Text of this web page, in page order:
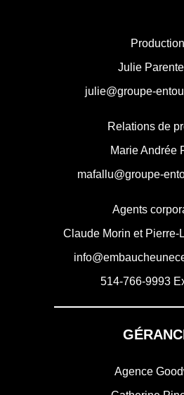
Production
Julie
julie@groupe-
Relations de
Marie Andrée
mafallu@groupe-
Agents
Claude Morin et Pierre-
514-766-9993
Agence